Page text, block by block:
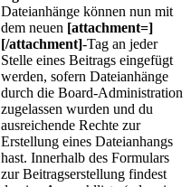
Dateianhänge können nun mit
dem neuen [attachment=]
[/attachment]-Tag an jeder
Stelle eines Beitrags eingefügt
werden, sofern Dateianhänge
durch die Board-Administration
zugelassen wurden und du
ausreichende Rechte zur
Erstellung eines Dateianhangs
hast. Innerhalb des Formulars
zur Beitragserstellung findest